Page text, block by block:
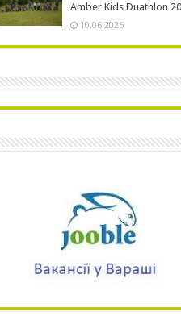
Amber Kids Duathlon
10.06.2026